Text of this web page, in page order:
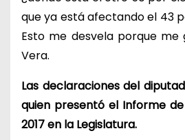
que ya está afectando el 43
Esto me desvela porque
Vera.
Las declaraciones del
quien presentó el Informe
2017 en la Legislatura.